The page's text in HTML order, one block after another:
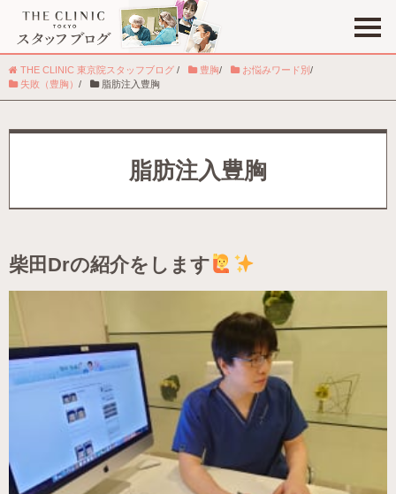
THE CLINIC 東京院スタッフブログ / 豊胸/ お悩みワード別 /
失敗（豊胸） / 脂肪注入豊胸
脂肪注入豊胸
柴田Drの紹介をします